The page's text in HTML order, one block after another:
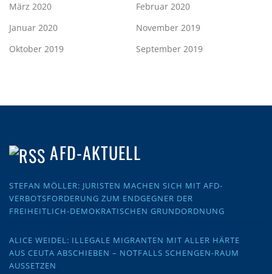
März 2020
Februar 2020
Januar 2020
November 2019
Oktober 2019
September 2019
AFD-AKTUELL
STEFAN MÖLLER: JURISTEN MACHEN SICH MIT AFD-
VERBOTSFORDERUNG ZUM ENDGEGNER DER
FREIHEITLICH-DEMOKRATISCHEN GRUNDORDNUNG
ALICE WEIDEL: ILLEGALE MIGRANTEN MIT ALLER HÄRTE
AUS CEUTA ABSCHIEBEN – NOTFALLS SCHENGEN-RAUM
AUSSETZEN